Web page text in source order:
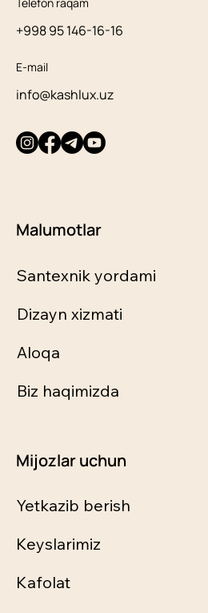
Telefon raqam
+998 95 146-16-16
E-mail
info@kashlux.uz
Malumotlar
Santexnik yordami
Dizayn xizmati
Aloqa
Biz haqimizda
Mijozlar uchun
Yetkazib berish
Keyslarimiz
Kafolat